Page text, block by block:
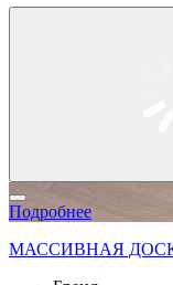
Подробнее
МАССИВНАЯ ДОСКА